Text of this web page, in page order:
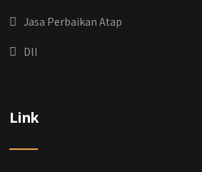
Jasa Perbaikan Atap
Dll
Link